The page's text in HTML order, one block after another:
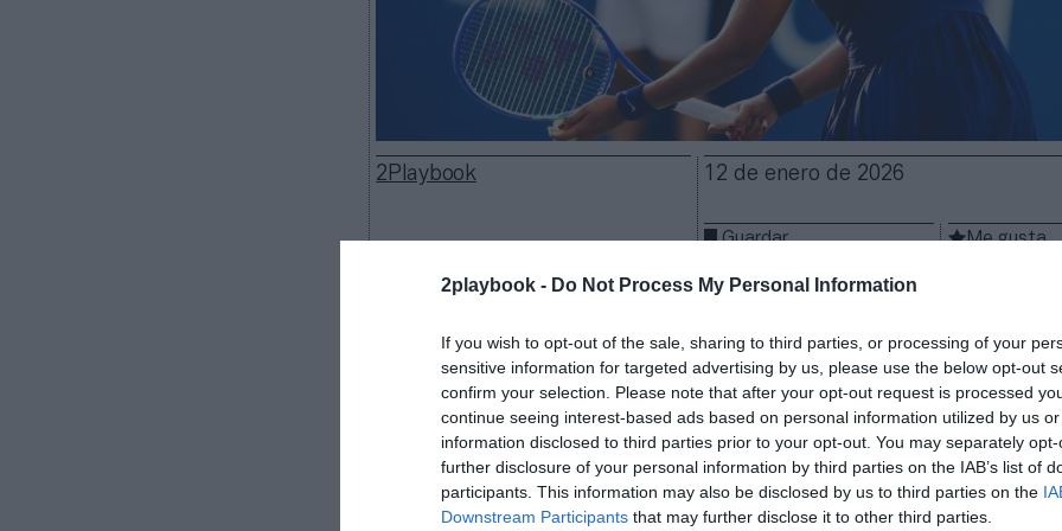
2playbook - Do Not Process My Personal Information
If you wish to opt-out of the sale, sharing to third parties, or processing of your
sensitive information for targeted advertising by us, please use the below opt-out
confirm your selection. Please note that after your opt-out request is processed
continue seeing interest-based ads based on personal information utilized by us
information disclosed to third parties prior to your opt-out. You may separately
further disclosure of your personal information by third parties on the IAB’s list of
participants. This information may also be disclosed by us to third parties on the
Downstream Participants that may further disclose it to other third parties.
2Playbook 12 de enero de 2026
Guardar Me gusta
representación. La tenista nipona ha firmado de nuevo contrato
división de tenis de WME Sports, agencia que la representó hasta
2022 rompió lazos para crear su propia agencia de representación
Stuart Duguid, su agente de toda la vida.
Tras volver a IMG, ha roto con él, y ahora volverá a estar
la misma agencia que tiene en cartera a otras estrellas como
Iga Swiatek,Emma Raducanu,Taylor FritzySerena Williams